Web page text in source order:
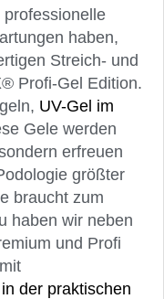
haben,
Streich- und
Profi-Gel Edition.
UV-Gel im
Gele werden
erfreuen
größter
braucht zum
haben wir neben
und Profi
der praktischen